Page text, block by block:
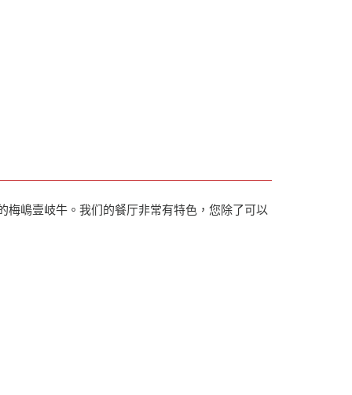
嶋壹岐牛。我们的餐厅非常有特色，您除了可以